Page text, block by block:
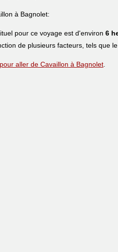
à Bagnolet:
pour ce voyage est d'environ 6
de plusieurs facteurs, tels que
aller de Cavaillon à Bagnolet